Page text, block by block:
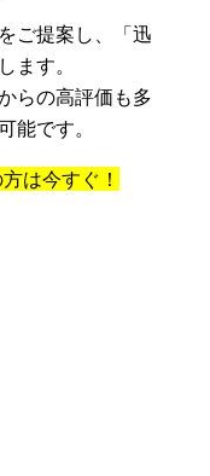
ご提案し、「迅
ます。
らの高評価も多
能です。
は今すぐ！